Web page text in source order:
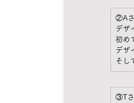
②A
デザ
初め
デザ
そし
③T